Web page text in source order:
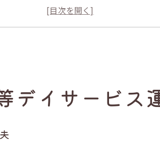
特性を反映した放課後等デイサービスの
等デイサービスの専門性が生む差別化
力を強化するタレントマネジメントの
場を作るタレントマネジメントの考え方
デイサービス